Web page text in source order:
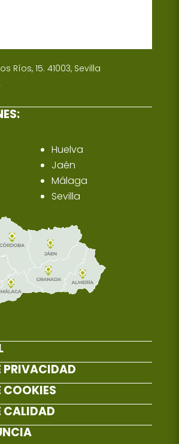
Ríos, 15. 41003, Sevilla
Huelva
Jaén
Málaga
Sevilla
PRIVACIDAD
COOKIES
CALIDAD